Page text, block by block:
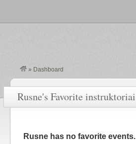
» Dashboard
Rusne's Favorite instruktoriai
Rusne has no favorite events.